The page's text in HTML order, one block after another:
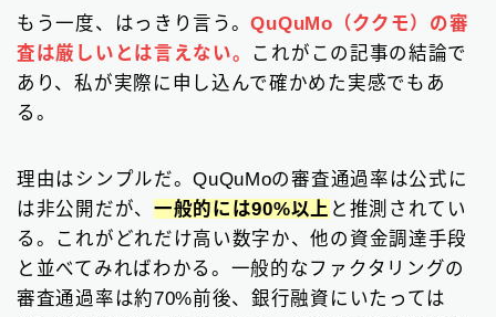
もう一度、はっきり言う。QuQuMo（ククモ）の審
査は厳しいとは言えない。 これがこの記事の結論で
あり、私が実際に申し込んで確かめた実感でもあ
る。
理由はシンプルだ。QuQuMoの審査通過率は公式に
は非公開だが、 一般的には90%以上 と推測されてい
る。これがどれだけ高い数字か、他の資金調達手段
と並べてみればわかる。一般的なファクタリングの
審査通過率は約70%前後、銀行融資にいたっては